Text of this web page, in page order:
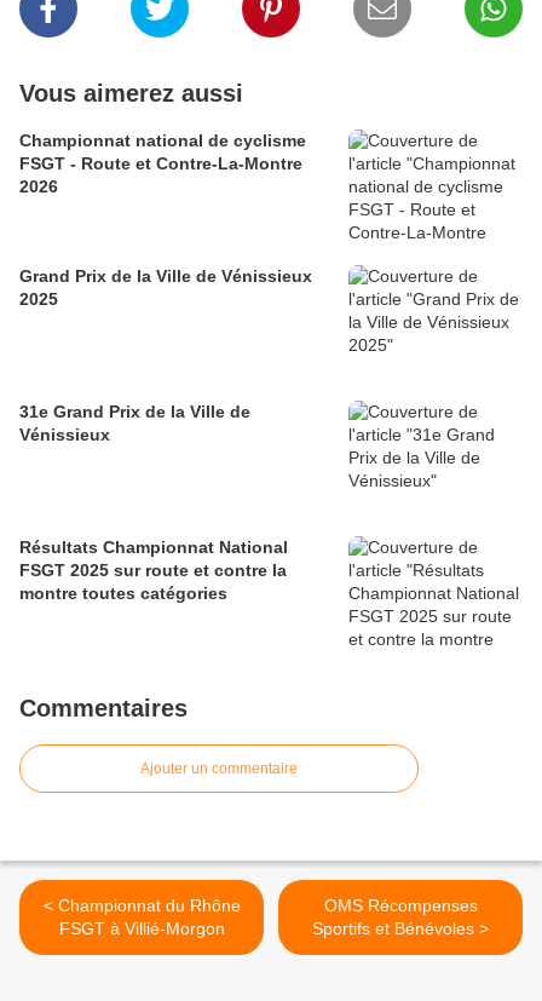
Vous aimerez aussi
Championnat national de cyclisme
FSGT - Route et Contre-La-Montre
2026
Grand Prix de la Ville de Vénissieux
2025
31e Grand Prix de la Ville de
Vénissieux
Résultats Championnat National
FSGT 2025 sur route et contre la
montre toutes catégories
Commentaires
Ajouter un commentaire
< Championnat du Rhône
FSGT à Villié-Morgon
OMS Récompenses
Sportifs et Bénévoles >